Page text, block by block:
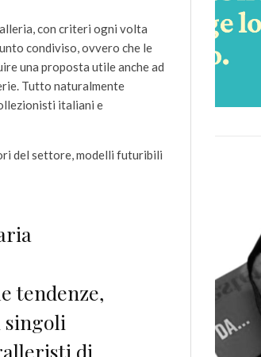
con criteri ogni volta
condiviso, ovvero che le
una proposta utile anche ad
Tutto naturalmente
italiani e
del settore, modelli futuribili
tendenze,
singoli
di